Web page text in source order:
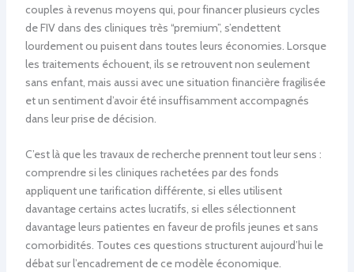
couples à revenus moyens qui, pour financer plusieurs cycles
de FIV dans des cliniques très “premium”, s’endettent
lourdement ou puisent dans toutes leurs économies. Lorsque
les traitements échouent, ils se retrouvent non seulement
sans enfant, mais aussi avec une situation financière fragilisée
et un sentiment d’avoir été insuffisamment accompagnés
dans leur prise de décision.
C’est là que les travaux de recherche prennent tout leur sens :
comprendre si les cliniques rachetées par des fonds
appliquent une tarification différente, si elles utilisent
davantage certains actes lucratifs, si elles sélectionnent
davantage leurs patientes en faveur de profils jeunes et sans
comorbidités. Toutes ces questions structurent aujourd’hui le
débat sur l’encadrement de ce modèle économique.